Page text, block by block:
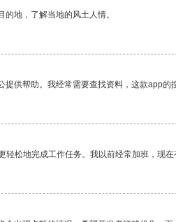
地，了解当地的风土人情。
供帮助。我经常需要查找资料，这款app的
松地完成工作任务。我以前经常加班，现